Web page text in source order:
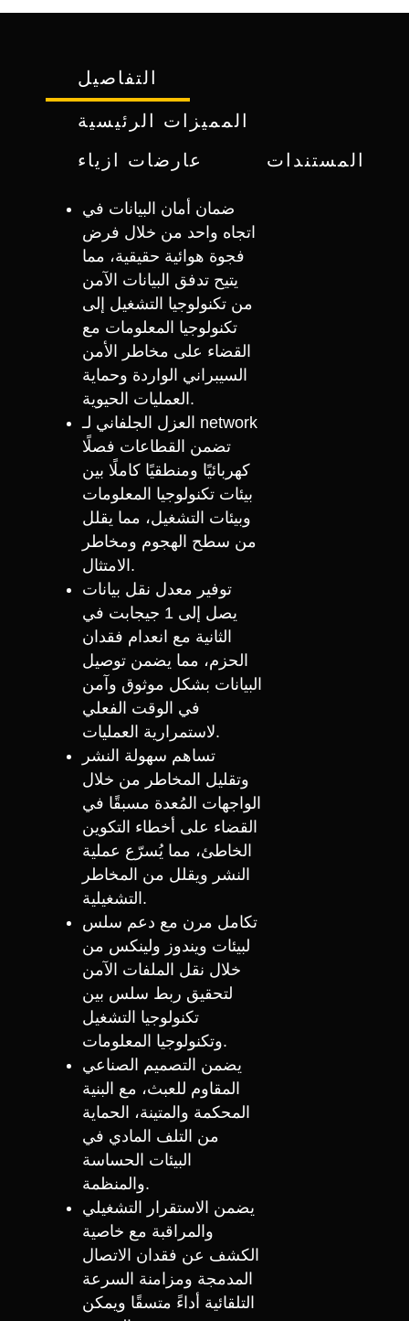
التفاصيل
المميزات الرئيسية
عارضات ازياء
المستندات
ضمان أمان البيانات في
اتجاه واحد من خلال فرض
فجوة هوائية حقيقية، مما
يتيح تدفق البيانات الآمن
من تكنولوجيا التشغيل إلى
تكنولوجيا المعلومات مع
القضاء على مخاطر الأمن
السيبراني الواردة وحماية
العمليات الحيوية.
العزل الجلفاني لـ network
تضمن القطاعات فصلًا
كهربائيًا ومنطقيًا كاملًا بين
بيئات تكنولوجيا المعلومات
وبيئات التشغيل، مما يقلل
من سطح الهجوم ومخاطر
الامتثال.
توفير معدل نقل بيانات
يصل إلى 1 جيجابت في
الثانية مع انعدام فقدان
الحزم، مما يضمن توصيل
البيانات بشكل موثوق وآمن
في الوقت الفعلي
لاستمرارية العمليات.
تساهم سهولة النشر
وتقليل المخاطر من خلال
الواجهات المُعدة مسبقًا في
القضاء على أخطاء التكوين
الخاطئ، مما يُسرّع عملية
النشر ويقلل من المخاطر
التشغيلية.
تكامل مرن مع دعم سلس
لبيئات ويندوز ولينكس من
خلال نقل الملفات الآمن
لتحقيق ربط سلس بين
تكنولوجيا التشغيل
وتكنولوجيا المعلومات.
يضمن التصميم الصناعي
المقاوم للعبث، مع البنية
المحكمة والمتينة، الحماية
من التلف المادي في
البيئات الحساسة
والمنظمة.
يضمن الاستقرار التشغيلي
والمراقبة مع خاصية
الكشف عن فقدان الاتصال
المدمجة ومزامنة السرعة
التلقائية أداءً متسقًا ويمكن